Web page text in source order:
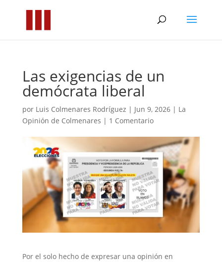
Las exigencias de un
demócrata liberal
por Luis Colmenares Rodríguez | Jun 9, 2026| La
Opinión de Colmenares | 1 Comentario
Por el solo hecho de expresar una opinión en